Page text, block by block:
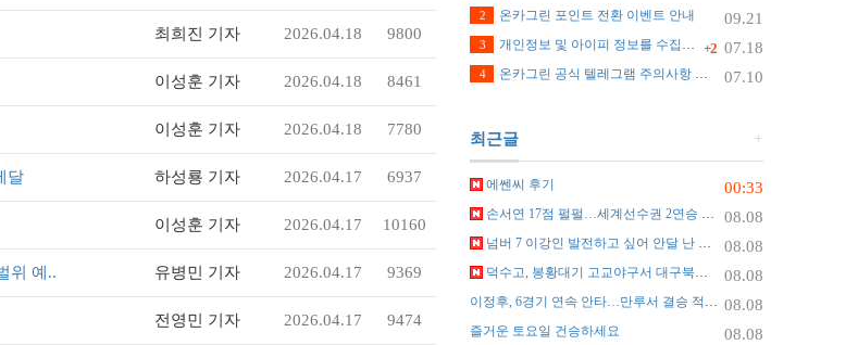
최희진 기자 2026.04.18 9800
이성훈 기자 2026.04.18 8461
이성훈 기자 2026.04.18 7780
달 하성룡 기자 2026.04.17 6937
이성훈 기자 2026.04.17 10160
위 예.. 유병민 기자 2026.04.17 9369
전영민 기자 2026.04.17 9474
09.21
2 온카그린 포인트 전환 이벤트 안내
+2 07.18
3 개인정보 및 아이피 정보를 수집하지 않습니다.
07.10
4 온카그린 공식 텔레그램 주의사항 안내
+
최근글
00:33
에쎈씨 후기
08.08
손서연 17점 펄펄…세계선수권 2연승 질주
08.08
넘버 7 이강인 발전하고 싶어 안달 난 선수
08.08
덕수고, 봉황대기 고교야구서 대구북구SC에 42대 0 승리
08.08
이정후, 6경기 연속 안타…만루서 결승 적시타
08.08
즐거운 토요일 건승하세요